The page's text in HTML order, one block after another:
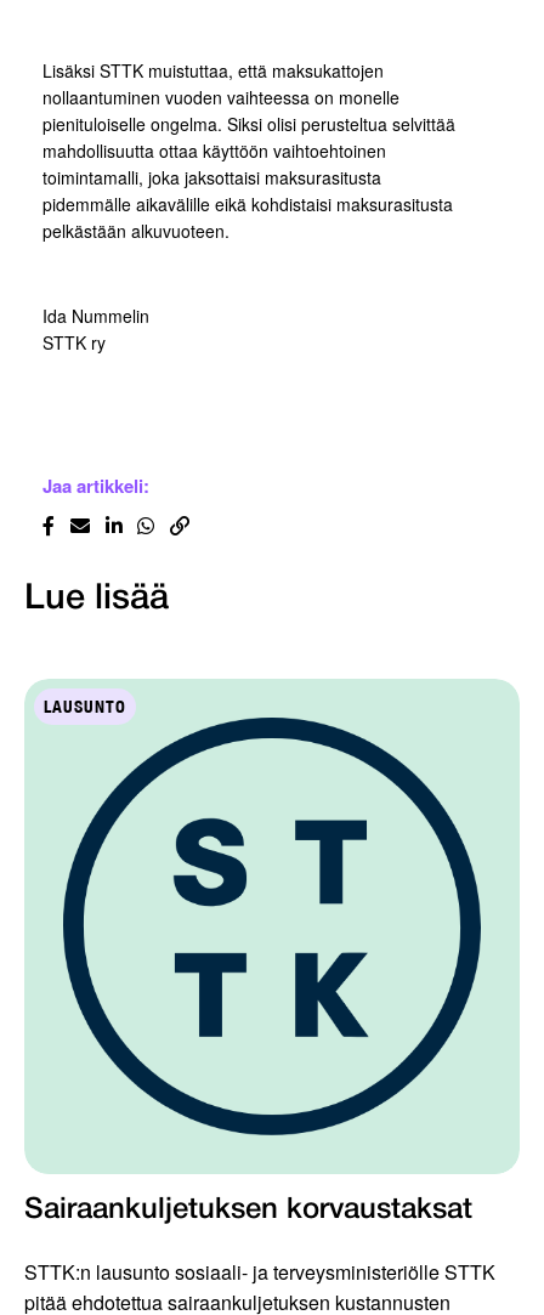
Lisäksi STTK muistuttaa, että maksukattojen
nollaantuminen vuoden vaihteessa on monelle
pienituloiselle ongelma. Siksi olisi perusteltua selvittää
mahdollisuutta ottaa käyttöön vaihtoehtoinen
toimintamalli, joka jaksottaisi maksurasitusta
pidemmälle aikavälille eikä kohdistaisi maksurasitusta
pelkästään alkuvuoteen.
Ida Nummelin
STTK ry
Jaa artikkeli:
Lue lisää
LAUSUNTO
Sairaankuljetuksen korvaustaksat
STTK:n lausunto sosiaali- ja terveysministeriölle STTK
pitää ehdotettua sairaankuljetuksen kustannusten